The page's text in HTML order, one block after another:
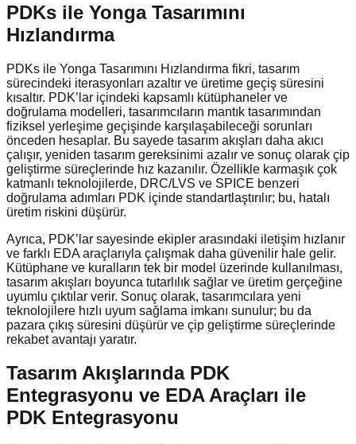
PDKs ile Yonga Tasarımını
Hızlandırma
PDKs ile Yonga Tasarımını Hızlandırma fikri, tasarım
sürecindeki iterasyonları azaltır ve üretime geçiş süresini
kısaltır. PDK’lar içindeki kapsamlı kütüphaneler ve
doğrulama modelleri, tasarımcıların mantık tasarımından
fiziksel yerleşime geçişinde karşılaşabileceği sorunları
önceden hesaplar. Bu sayede tasarım akışları daha akıcı
çalışır, yeniden tasarım gereksinimi azalır ve sonuç olarak çip
geliştirme süreçlerinde hız kazanılır. Özellikle karmaşık çok
katmanlı teknolojilerde, DRC/LVS ve SPICE benzeri
doğrulama adımları PDK içinde standartlaştırılır; bu, hatalı
üretim riskini düşürür.
Ayrıca, PDK’lar sayesinde ekipler arasındaki iletişim hızlanır
ve farklı EDA araçlarıyla çalışmak daha güvenilir hale gelir.
Kütüphane ve kuralların tek bir model üzerinde kullanılması,
tasarım akışları boyunca tutarlılık sağlar ve üretim gerçeğine
uyumlu çıktılar verir. Sonuç olarak, tasarımcılara yeni
teknolojilere hızlı uyum sağlama imkanı sunulur; bu da
pazara çıkış süresini düşürür ve çip geliştirme süreçlerinde
rekabet avantajı yaratır.
Tasarım Akışlarında PDK
Entegrasyonu ve EDA Araçları ile
PDK Entegrasyonu